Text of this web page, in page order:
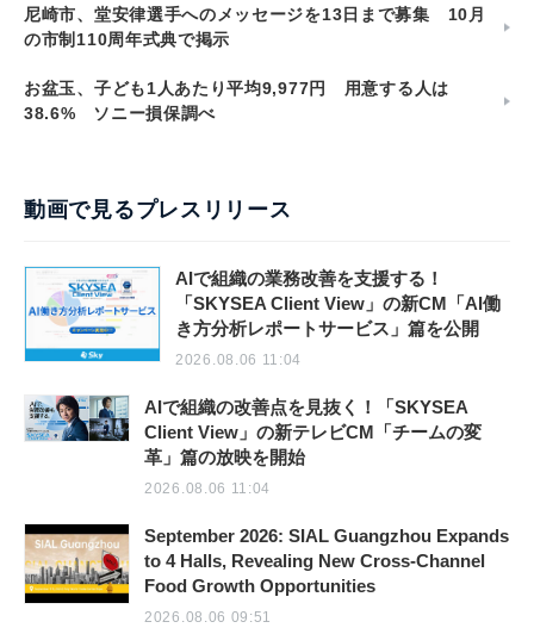
尼崎市、堂安律選手へのメッセージを13日まで募集 10月
の市制110周年式典で掲示
お盆玉、子ども1人あたり平均9,977円 用意する人は
38.6% ソニー損保調べ
動画で見るプレスリリース
AIで組織の業務改善を支援する！
「SKYSEA Client View」の新CM「AI働
き方分析レポートサービス」篇を公開
2026.08.06 11:04
AIで組織の改善点を見抜く！「SKYSEA
Client View」の新テレビCM「チームの変
革」篇の放映を開始
2026.08.06 11:04
September 2026: SIAL Guangzhou Expands
to 4 Halls, Revealing New Cross-Channel
Food Growth Opportunities
2026.08.06 09:51